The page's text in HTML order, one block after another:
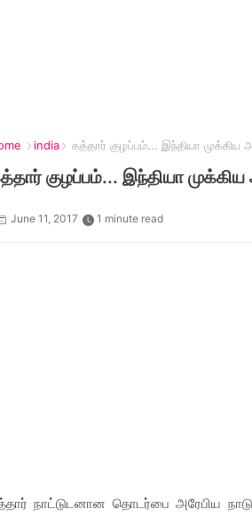
india கத்தார் குழப்பம்... இந்தியா முக்கிய
குழப்பம்... இந்தியா முக்கிய
June 11, 2017 1 minute read
நாட்டுடனான தொடர்பை அரேபிய